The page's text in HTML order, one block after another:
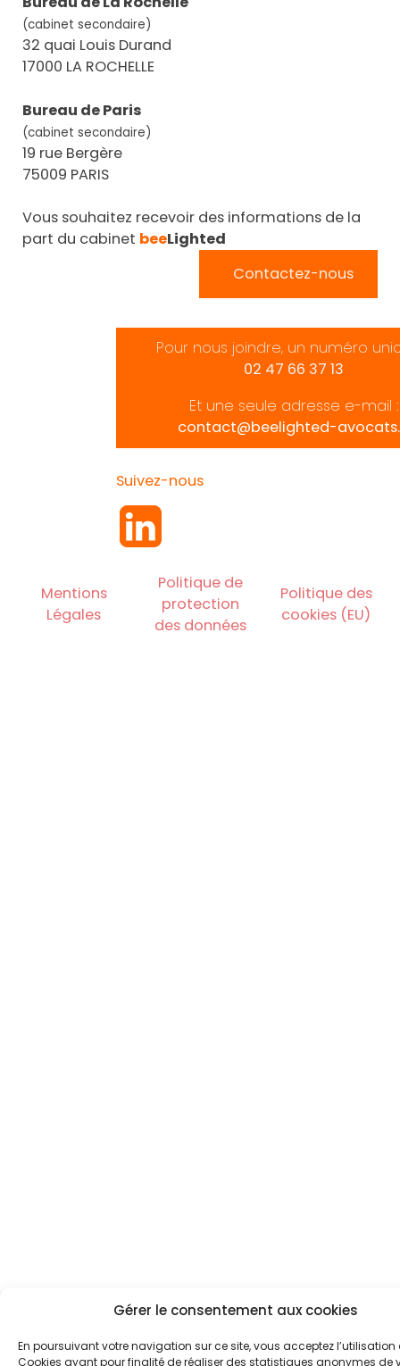
Gérer le consentement aux cookies
En poursuivant votre navigation sur ce site, vous acceptez l’utilisation
Cookies ayant pour finalité de réaliser des statistiques anonymes de
(cabinet secondaire)
32 quai Louis Durand
17000 LA ROCHELLE
(cabinet secondaire)
19 rue Bergère
75009 PARIS
part du cabinetbeeLighted
Pour nous joindre, un numéro
02 47 66 37 13
contact@beelighted-
Légales
protection
des données
cookies (EU)